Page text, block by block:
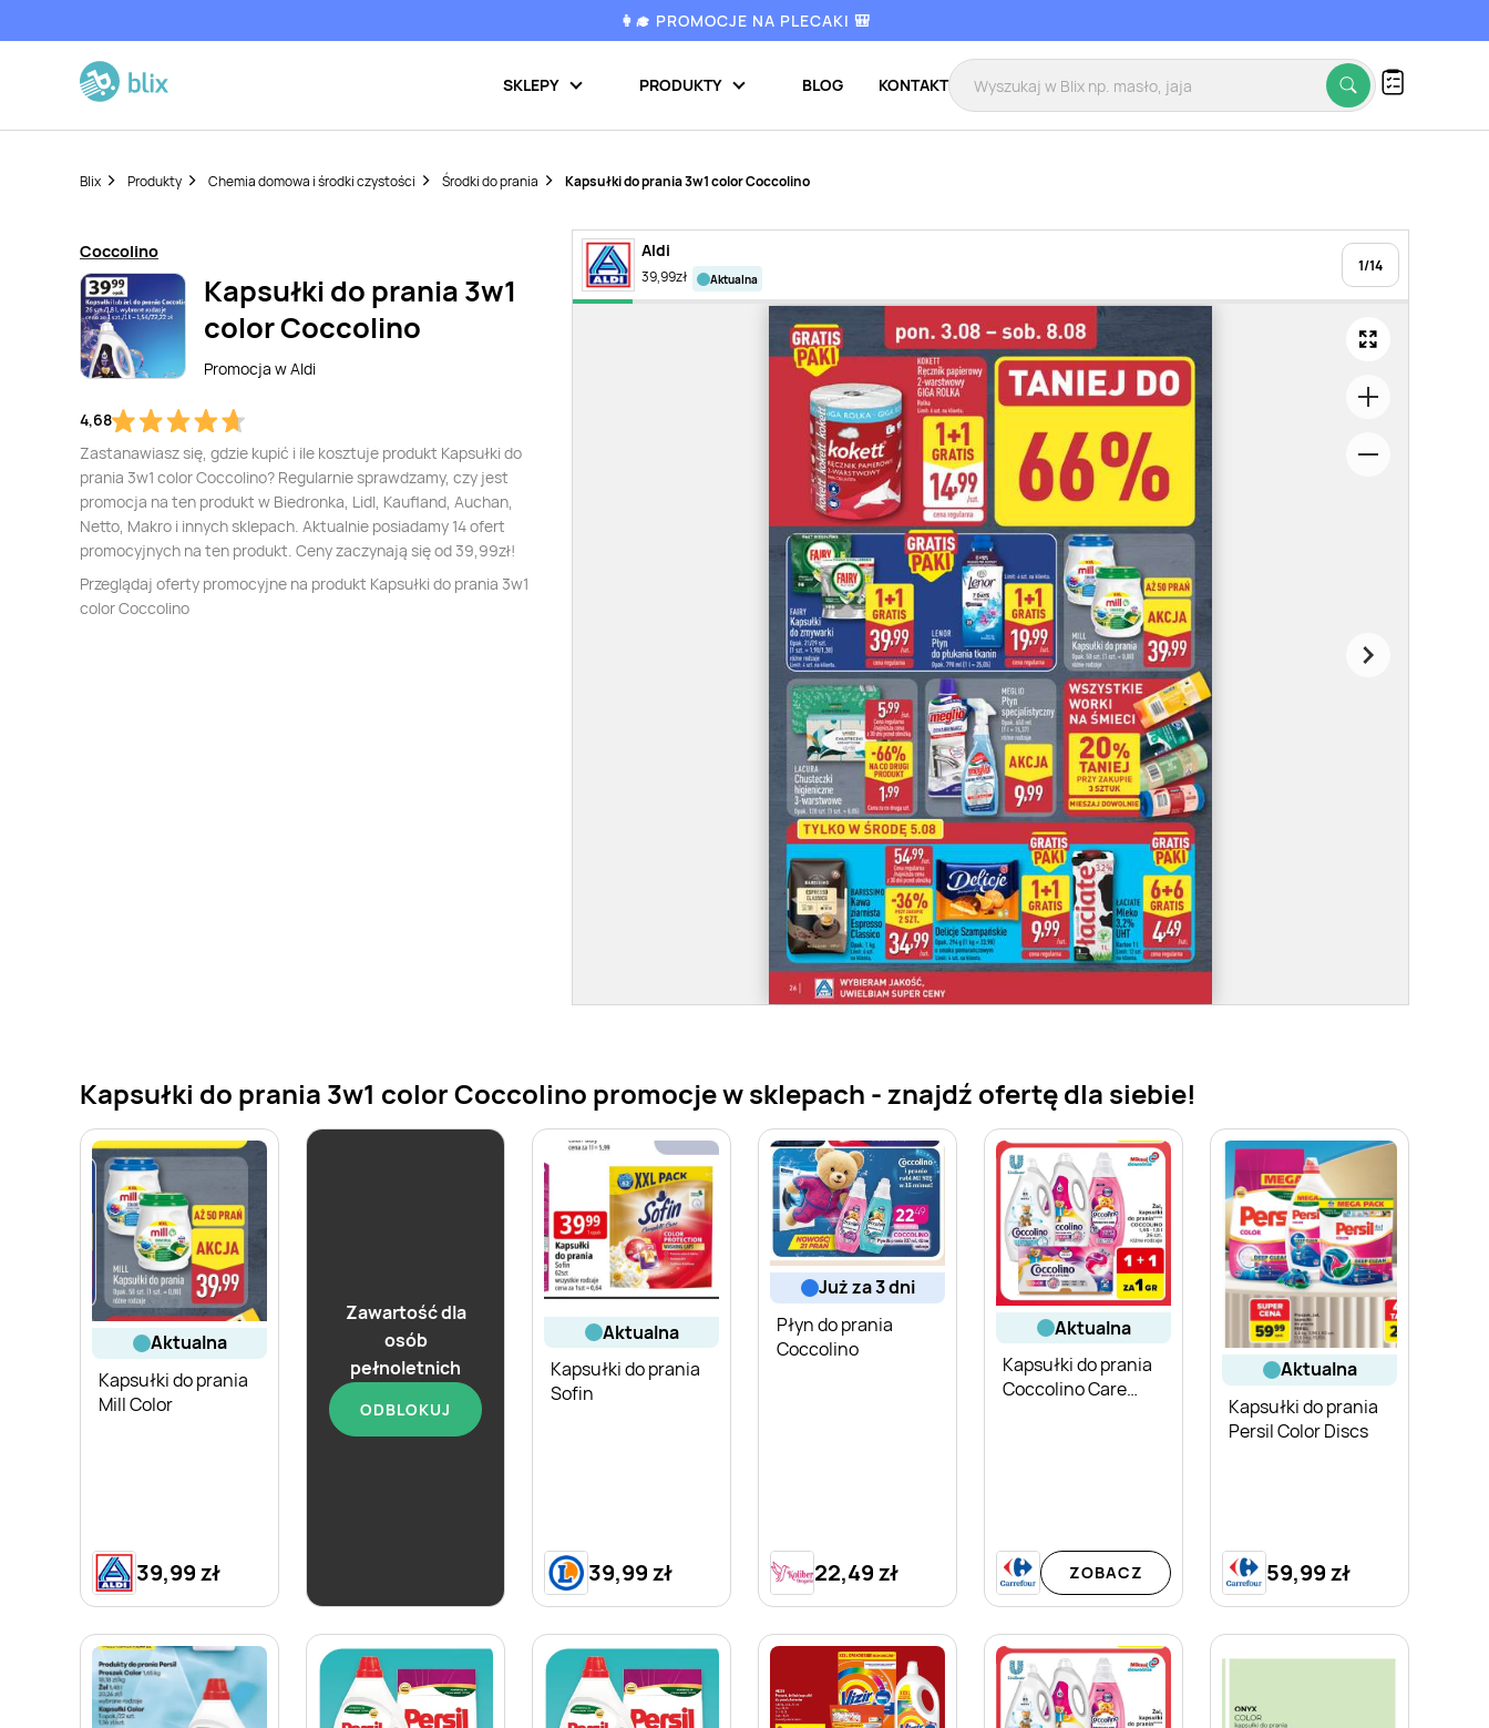
👩‍🎓 PROMOCJE NA PLECAKI 🎒
SKLEPY PRODUKTY BLOG KONTAKT
Blix Produkty Chemia domowa i środki czystości Środki do prania Kapsułki do prania 3w1 color Coccolino
Coccolino
Kapsułki do prania 3w1
color Coccolino
Promocja wAldi
4,68
Zastanawiasz się, gdzie kupić i ile kosztuje produkt Kapsułki do
prania 3w1 color Coccolino? Regularnie sprawdzamy, czy jest
promocja na ten produkt w Biedronka, Lidl, Kaufland, Auchan,
Netto, Makro i innych sklepach. Aktualnie posiadamy 14 ofert
promocyjnych na ten produkt. Ceny zaczynają się od 39,99zł!
Przeglądaj oferty promocyjne na produkt Kapsułki do prania 3w1
color Coccolino
Aldi
39,99zł aktualna
1/14
Kapsułki do prania 3w1 color Coccolino promocje w sklepach - znajdź ofertę dla siebie!
aktualna
Kapsułki do prania
Mill Color
39,99 zł
Zawartość dla
osób
pełnoletnich
ODBLOKUJ
aktualna
Kapsułki do prania
Cleox
aktualna
Kapsułki do prania
Sofin
39,99 zł
już za 3 dni
Płyn do prania
Coccolino
22,49 zł
aktualna
Kapsułki do prania
Coccolino Care
ZOBACZ
aktualna
Kapsułki do prania
Persil Color Discs
59,99 zł